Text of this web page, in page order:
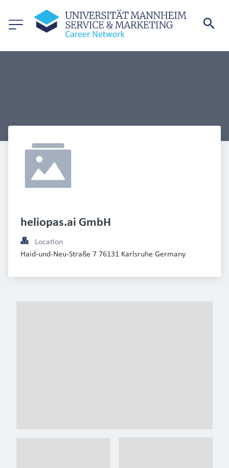
heliopas.ai GmbH
Location
Haid-und-Neu-Straße 7 76131 Karlsruhe Germany